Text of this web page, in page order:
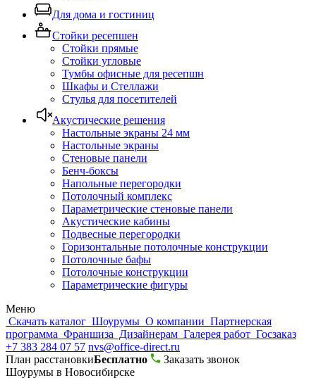
Для дома и гостиниц
Стойки ресепшен
Стойки прямые
Стойки угловые
Тумбы офисные для ресепшн
Шкафы и Стеллажи
Стулья для посетителей
Акустические решения
Настольные экраны 24 мм
Настольные экраны
Стеновые панели
Бенч-боксы
Напольные перегородки
Потолочный комплекс
Параметрические стеновые панели
Акустические кабины
Подвесные перегородки
Горизонтальные потолочные конструкции
Потолочные бафы
Потолочные конструкции
Параметрические фигуры
Меню
Скачать каталог Шоурумы О компании Партнерская
программа Франшиза Дизайнерам Галерея работ Госзаказ
+7 383 284 07 57 nvs@office-direct.ru
План расстановкиБесплатно
Заказать звонок
Шоурумы в Новосибирске